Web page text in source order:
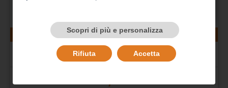
74248 km gasolio 06/2022
BMW X1 (F48)
X1 xDrive18d xLine Plus
Prezzo 28.000,00 €
Scopri di più e personalizza
Rifiuta Accetta